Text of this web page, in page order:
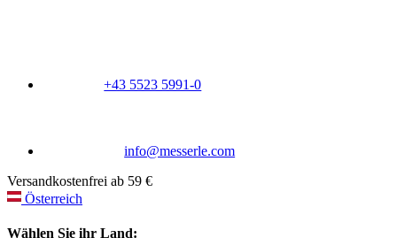
+43 5523 5991-0
info@messerle.com
Versandkostenfrei ab 59 €
Österreich
Wählen Sie ihr Land: